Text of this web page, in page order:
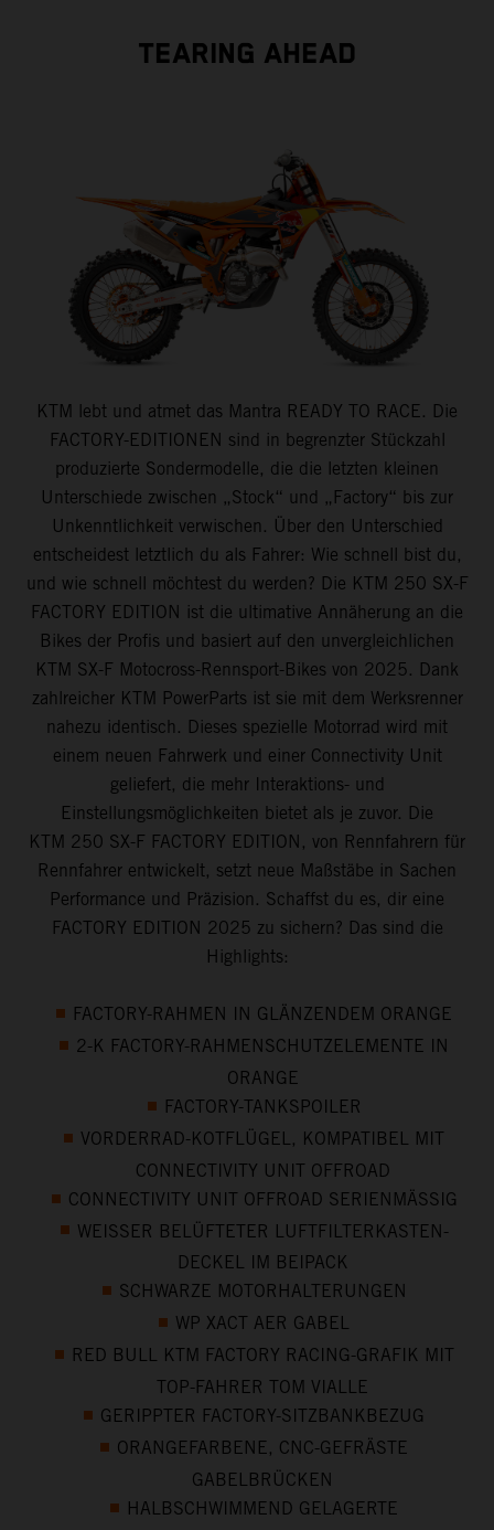
TEARING AHEAD
KTM lebt und atmet das Mantra READY TO RACE. Die
FACTORY-EDITIONEN sind in begrenzter Stückzahl
produzierte Sondermodelle, die die letzten kleinen
Unterschiede zwischen „Stock“ und „Factory“ bis zur
Unkenntlichkeit verwischen. Über den Unterschied
entscheidest letztlich du als Fahrer: Wie schnell bist du,
und wie schnell möchtest du werden? Die KTM 250 SX-F
FACTORY EDITION ist die ultimative Annäherung an die
Bikes der Profis und basiert auf den unvergleichlichen
KTM SX-F Motocross-Rennsport-Bikes von 2025. Dank
zahlreicher KTM PowerParts ist sie mit dem Werksrenner
nahezu identisch. Dieses spezielle Motorrad wird mit
einem neuen Fahrwerk und einer Connectivity Unit
geliefert, die mehr Interaktions- und
Einstellungsmöglichkeiten bietet als je zuvor. Die
KTM 250 SX-F FACTORY EDITION, von Rennfahrern für
Rennfahrer entwickelt, setzt neue Maßstäbe in Sachen
Performance und Präzision. Schaffst du es, dir eine
FACTORY EDITION 2025 zu sichern? Das sind die
Highlights:
FACTORY-RAHMEN IN GLÄNZENDEM ORANGE
2-K FACTORY-RAHMENSCHUTZELEMENTE IN
ORANGE
FACTORY-TANKSPOILER
VORDERRAD-KOTFLÜGEL, KOMPATIBEL MIT
CONNECTIVITY UNIT OFFROAD
CONNECTIVITY UNIT OFFROAD SERIENMÄSSIG
WEISSER BELÜFTETER LUFTFILTERKASTEN-
DECKEL IM BEIPACK
SCHWARZE MOTORHALTERUNGEN
WP XACT AER GABEL
RED BULL KTM FACTORY RACING-GRAFIK MIT
TOP-FAHRER TOM VIALLE
GERIPPTER FACTORY-SITZBANKBEZUG
ORANGEFARBENE, CNC-GEFRÄSTE
GABELBRÜCKEN
HALBSCHWIMMEND GELAGERTE